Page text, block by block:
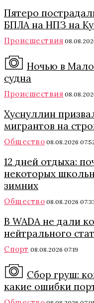
Пятеро
БПЛА на НПЗ на
Происшествия
Ночью в
судна
Происшествия
Хуснуллин
мигрантов на
Общество 08.08.2026
12 дней отдыха:
некоторых
зимних
Общество 08.08.2026
В WADA не дали
нейтрального
Спорт 08.08.2026 07:19
Сбор груш:
какие ошибки